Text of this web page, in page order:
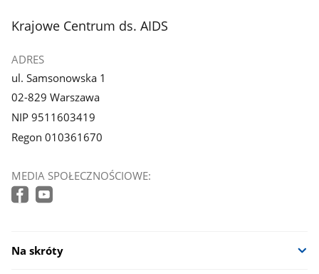
stopka
Krajowe Centrum ds. AIDS
ADRES
ul. Samsonowska 1
02-829 Warszawa
NIP 9511603419
Regon 010361670
MEDIA SPOŁECZNOŚCIOWE:
Na skróty